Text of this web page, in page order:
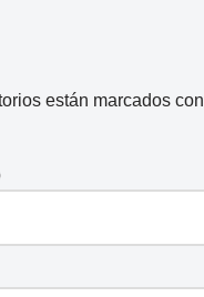
están marcados con